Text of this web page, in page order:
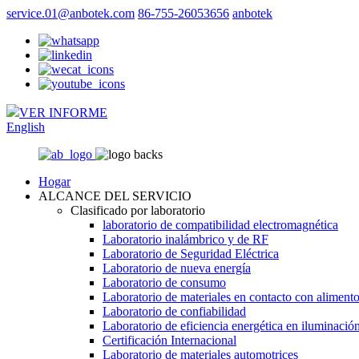
service.01@anbotek.com 86-755-26053656 anbotek
VER INFORME
English
Hogar
ALCANCE DEL SERVICIO
Clasificado por laboratorio
laboratorio de compatibilidad electromagnética
Laboratorio inalámbrico y de RF
Laboratorio de Seguridad Eléctrica
Laboratorio de nueva energía
Laboratorio de consumo
Laboratorio de materiales en contacto con
Laboratorio de confiabilidad
Laboratorio de eficiencia energética en
Certificación Internacional
Laboratorio de materiales automotrices